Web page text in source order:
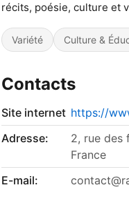
récits, poésie, culture et
Variété Culture &
Contacts
Site internet https://
Adresse:
2, rue des
France
E-mail: